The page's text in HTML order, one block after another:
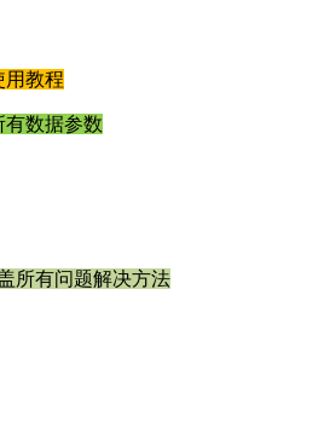
用教程
有数据参数
所有问题解决方法